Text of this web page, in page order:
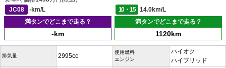
JC08
-km/L 10・15
14.0km/L
満タンでどこまで走る？
-km
満タンでどこまで走る？
1120km
排気量 2995cc
使用燃料
エンジン
ハイオク
ハイブリッド